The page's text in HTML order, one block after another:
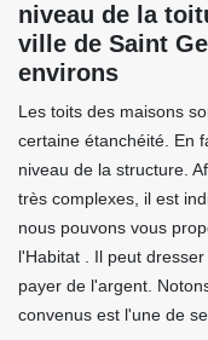
niveau de la
ville de Saint
environs
Les toits des maisons
certaine étanchéité. En
niveau de la structure.
très complexes, il est
nous pouvons vous
l'Habitat . Il peut
payer de l'argent.
convenus est l'une de